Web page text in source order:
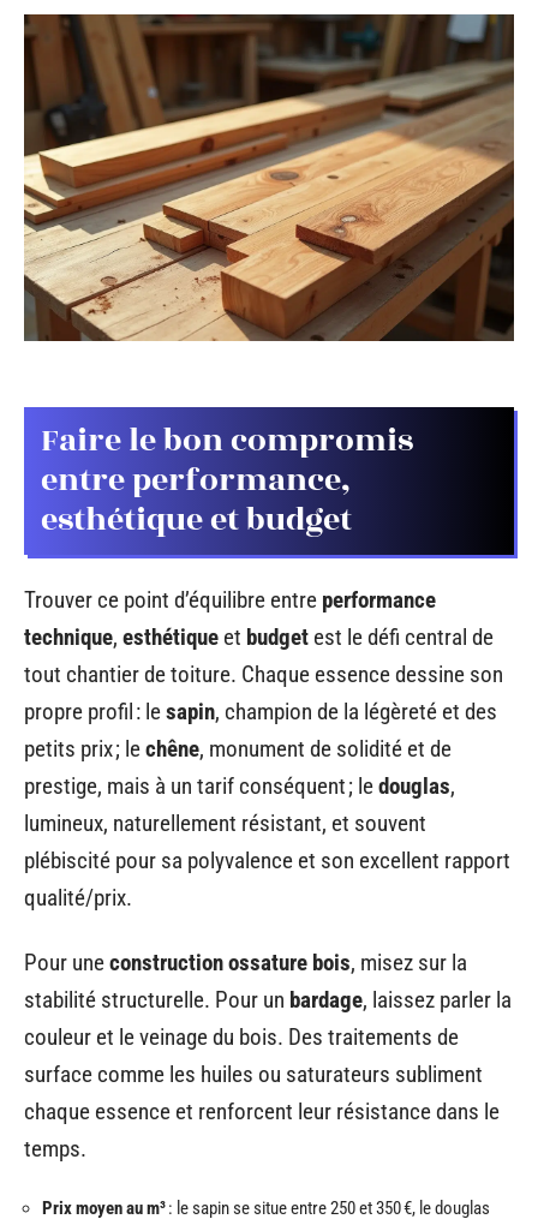
Faire le bon compromis
entre performance,
esthétique et budget
Trouver ce point d’équilibre entre performance
technique, esthétique et budget est le défi central de
tout chantier de toiture. Chaque essence dessine son
propre profil : lesapin, champion de la légèreté et des
petits prix ; lechêne, monument de solidité et de
prestige, mais à un tarif conséquent ; ledouglas,
lumineux, naturellement résistant, et souvent
plébiscité pour sa polyvalence et son excellent rapport
qualité/prix.
Pour uneconstruction ossature bois, misez sur la
stabilité structurelle. Pour un bardage, laissez parler la
couleur et le veinage du bois. Des traitements de
surface comme les huiles ou saturateurs subliment
chaque essence et renforcent leur résistance dans le
temps.
Prix moyen au m³: le sapin se situe entre 250 et 350 €, le douglas